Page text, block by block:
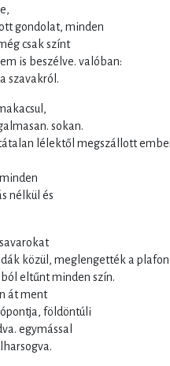
gondolat, minden
csak színt
is beszélve. valóban:
szavakról.
sokan.
lélektől megszállott
nélkül és
közül, meglengették a
eltűnt minden szín.
át ment
földöntúli
egymással